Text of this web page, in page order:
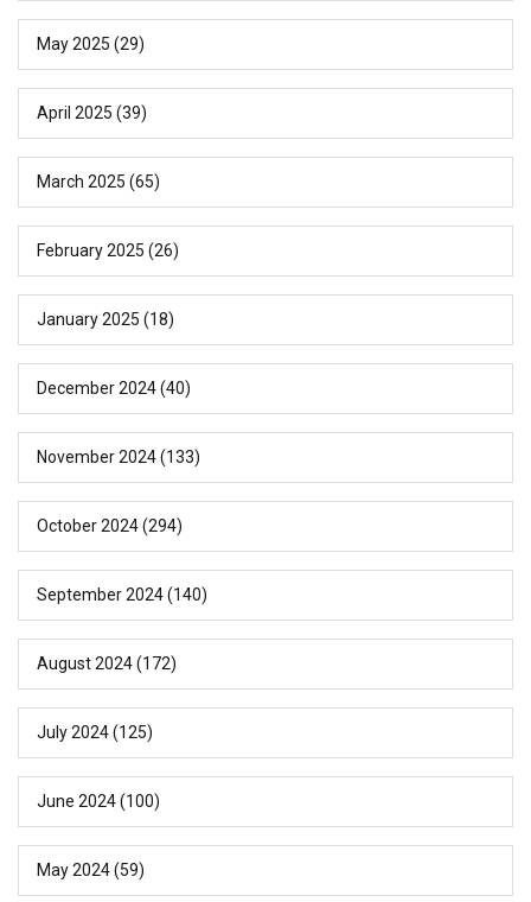
May 2025 (29)
April 2025 (39)
March 2025 (65)
February 2025 (26)
January 2025 (18)
December 2024(40)
November 2024(133)
October 2024(294)
September 2024(140)
August 2024(172)
July 2024(125)
June 2024(100)
May 2024(59)